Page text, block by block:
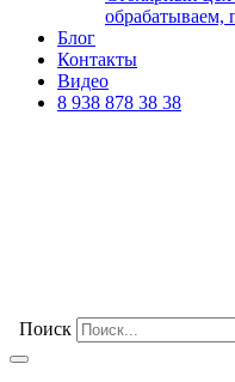
обрабатываем,
Блог
Контакты
Видео
8 938 878 38 38
Поиск